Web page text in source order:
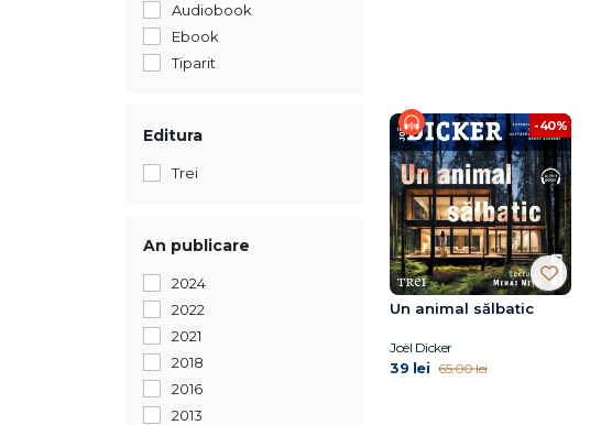
Audiobook
Ebook
Tiparit
Editura
Trei
An publicare
2024
2022
2021
2018
2016
2013
-40%
Un animal sălbatic
Joël Dicker
39 lei 65.00 lei